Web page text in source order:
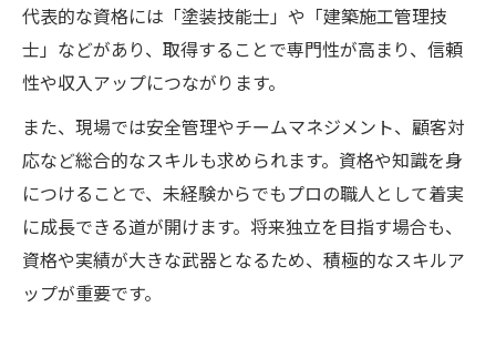
代表的な資格には「塗装技能士」や「建築施工管理技
士」などがあり、取得することで専門性が高まり、信頼
性や収入アップにつながります。
また、現場では安全管理やチームマネジメント、顧客対
応など総合的なスキルも求められます。資格や知識を身
につけることで、未経験からでもプロの職人として着実
に成長できる道が開けます。将来独立を目指す場合も、
資格や実績が大きな武器となるため、積極的なスキルア
ップが重要です。